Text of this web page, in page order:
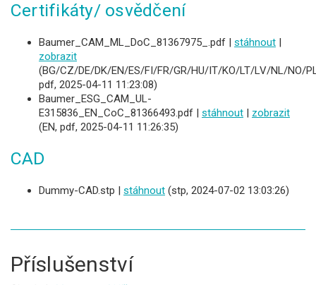
Certifikáty/ osvědčení
Baumer_CAM_ML_DoC_81367975_.pdf | stáhnout |
zobrazit
(BG/CZ/DE/DK/EN/ES/FI/FR/GR/HU/IT/KO/LT/LV/NL/NO/
pdf, 2025-04-11 11:23:08)
Baumer_ESG_CAM_UL-
E315836_EN_CoC_81366493.pdf | stáhnout | zobrazit
(EN, pdf, 2025-04-11 11:26:35)
CAD
Dummy-CAD.stp | stáhnout (stp, 2024-07-02 13:03:26)
Příslušenství